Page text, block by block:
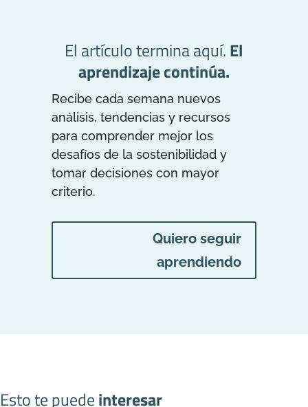
El artículo termina aquí.El
aprendizaje continúa.
Recibe cada semana nuevos
análisis, tendencias y recursos
para comprender mejor los
desafíos de la sostenibilidad y
tomar decisiones con mayor
criterio.
Quiero seguir
aprendiendo
Esto te puedeinteresar